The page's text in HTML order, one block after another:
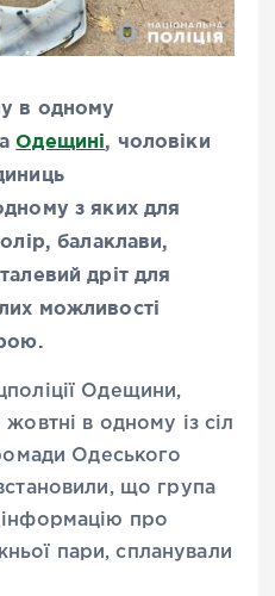
в одному
Одещині, чоловіки
з яких для
балаклави,
дріт для
можливості
Одещини,
в одному із сіл
Одеського
що група
про
пари, спланували